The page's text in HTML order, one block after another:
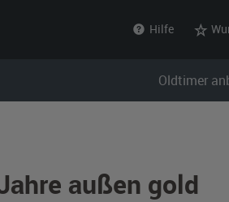
Hilfe
Oldtimer
außen gold